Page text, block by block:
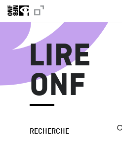
LIRE
ONF
RECHERCHE